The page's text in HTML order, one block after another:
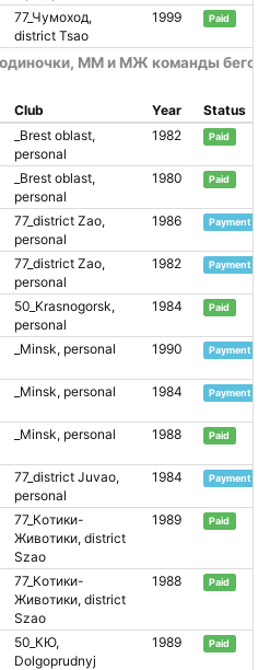
77_Чумоход,
district Tsao
1999 Paid
ММ и МЖ команды бегом
Club Year
Status
_Brest oblast,
personal
1982 Paid
_Brest oblast,
personal
1980 Paid
77_district Zao,
personal
1986 Payment
77_district Zao,
personal
1982 Payment
50_Krasnogorsk,
personal
1984 Paid
_Minsk, personal 1990 Payment
_Minsk, personal 1984 Payment
_Minsk, personal 1988 Paid
77_district Juvao,
personal
1984 Payment
77_Котики-
Животики, district
Szao
1989 Paid
77_Котики-
Животики, district
Szao
1988 Paid
50_КЮ,
Dolgoprudnyj
1989 Paid